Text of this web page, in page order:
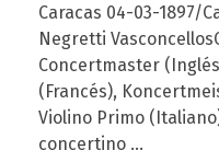
Caracas 04-03-1897/
Negretti
Concertmaster
(Francés),
Violino Primo
concertino ...